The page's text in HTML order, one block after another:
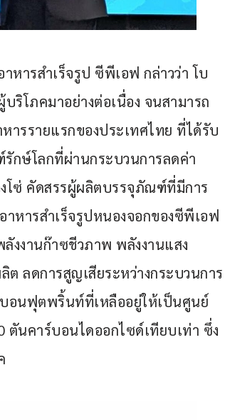
หารสำเร็จรูป ซีพีเอฟ กล่าวว่า โบ
โภคมาอย่างต่อเนื่อง จนสามารถ
รรายแรกของประเทศไทย ที่ได้รับ
กษ์โลกที่ผ่านกระบวนการลดค่า
โซ่ คัดสรรผู้ผลิตบรรจุภัณฑ์ที่มีการ
าหารสำเร็จรูปหนองจอกของซีพีเอฟ
ลังงานก๊าซชีวภาพ พลังงานแสง
ลดการสูญเสียระหว่างกระบวนการ
บอนฟุตพริ้นท์ที่เหลืออยู่ให้เป็นศูนย์
ตันคาร์บอนไดออกไซด์เทียบเท่า ซึ่ง